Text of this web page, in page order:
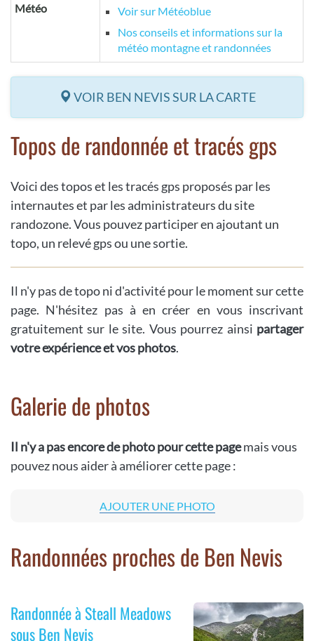
Météo
Voir sur Météoblue
Nos conseils et informations sur la
météo montagne et randonnées
VOIR BEN NEVIS SUR LA CARTE
Topos de randonnée et tracés gps
Voici des topos et les tracés gps proposés par les
internautes et par les administrateurs du site
randozone. Vous pouvez participer en ajoutant un
topo, un relevé gps ou une sortie.
Il n'y pas de topo ni d'activité pour le moment sur cette
page. N'hésitez pas à en créer en vous inscrivant
gratuitement sur le site. Vous pourrez ainsi partager
votre expérience et vos photos.
Galerie de photos
Il n'y a pas encore de photo pour cette pagemais vous
pouvez nous aider à améliorer cette page :
AJOUTER UNE PHOTO
Randonnées proches de Ben Nevis
Randonnée à Steall Meadows
sous Ben Nevis